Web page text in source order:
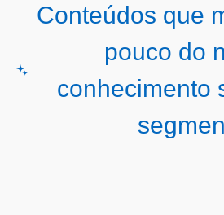
Conteúdos que
pouco do
conhecimento